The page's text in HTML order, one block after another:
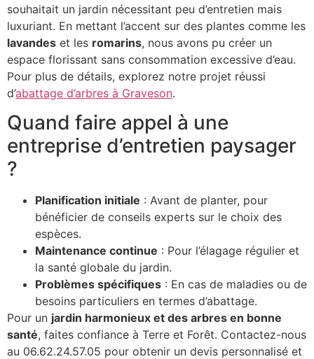
souhaitait un jardin nécessitant peu d’entretien mais
luxuriant. En mettant l’accent sur des plantes comme les
lavandes et les romarins, nous avons pu créer un
espace florissant sans consommation excessive d’eau.
Pour plus de détails, explorez notre projet réussi
d’abattage d’arbres à Graveson.
Quand faire appel à une
entreprise d’entretien paysager
?
Planification initiale : Avant de planter, pour
bénéficier de conseils experts sur le choix des
espèces.
Maintenance continue : Pour l’élagage régulier et
la santé globale du jardin.
Problèmes spécifiques : En cas de maladies ou de
besoins particuliers en termes d’abattage.
Pour un jardin harmonieux et des arbres en bonne
santé, faites confiance à Terre et Forêt. Contactez-nous
au 06.62.24.57.05 pour obtenir un devis personnalisé et